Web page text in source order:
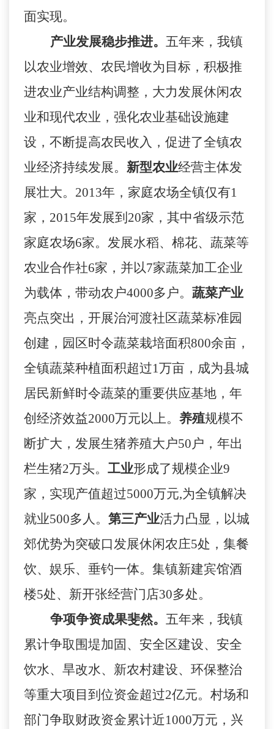
面实现。
产业发展稳步推进。 五年来，我镇
以农业增效、农民增收为目标，积极推
进农业产业结构调整，大力发展休闲农
业和现代农业，强化农业基础设施建
设，不断提高农民收入，促进了全镇农
业经济持续发展。 新型农业经营主体发
展壮大。 2013年，家庭农场全镇仅有1
家， 2015年发展到 20家，其中省级示范
家庭农场6家。发展水稻、棉花、蔬菜等
农业合作社6家，并以7家蔬菜加工企业
为载体，带动农户4000多户。 蔬菜产业
亮点突出，开展治河渡社区蔬菜标准园
创建，园区时令蔬菜栽培面积800余亩，
全镇蔬菜种植面积超过1万亩，成为县城
居民新鲜时令蔬菜的重要供应基地，年
创经济效益2000万元以上。 养殖规模不
断扩大，发展生猪养殖大户50户，年出
栏生猪2万头。 工业形成了规模企业9
家，实现产值超过5000万元,为全镇解决
就业500多人。 第三产业活力凸显，以城
郊优势为突破口发展休闲农庄5处，集餐
饮、娱乐、垂钓一体。集镇新建宾馆酒
楼5处、新开张经营门店30多处。
争项争资成果斐然。 五年来，我镇
累计争取围堤加固、安全区建设、安全
饮水、旱改水、新农村建设、环保整治
等重大项目到位资金超过2亿元。村场和
部门争取财政资金累计近1000万元，兴